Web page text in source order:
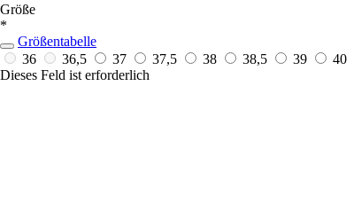
Größe
*
Größentabelle
36
36,5 37 37,5 38 38,5 39 40
Dieses Feld ist erforderlich